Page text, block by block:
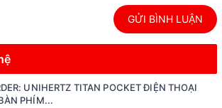
GỬI BÌNH LUẬN
UNIHERTZ TITAN POCKET ĐIỆN THOẠI
PHÍM...